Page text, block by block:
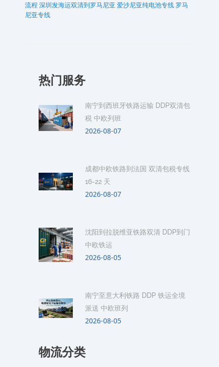
流程 深圳发海运双清到罗马尼亚 爱沙尼亚纯电池专线 罗马
尼亚专线
热门服务
南宁到西班牙铁路运输 DDP双清包
税 中欧列班
2026-08-07
成都中欧铁路到法国 双清包税专线
16-22 天
2026-08-07
沈阳到拉脱维亚铁路双清 DDP到门
中欧铁运
2026-08-05
南宁至意大利铁路 DDP 铁运全境
派送 中欧班列
2026-08-05
物流分类